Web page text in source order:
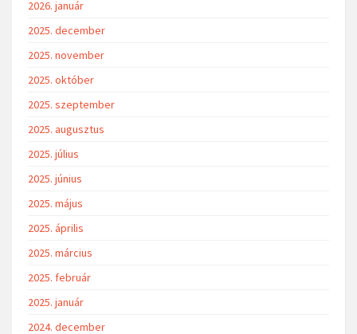
2026. január
2025. december
2025. november
2025. október
2025. szeptember
2025. augusztus
2025. július
2025. június
2025. május
2025. április
2025. március
2025. február
2025. január
2024. december